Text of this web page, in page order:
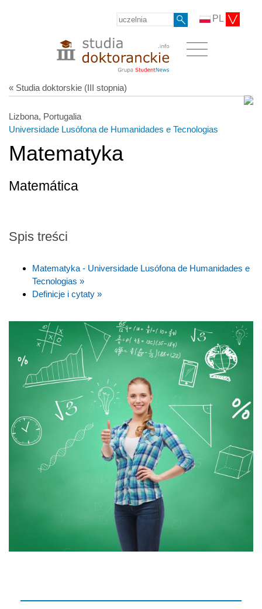
PL
« Studia doktorskie (III stopnia)
Lizbona, Portugalia
Universidade Lusófona de Humanidades e Tecnologias
Matematyka
Matemática
Spis treści
Matematyka - Universidade Lusófona de Humanidades e
Tecnologias »
Definicje i cytaty »